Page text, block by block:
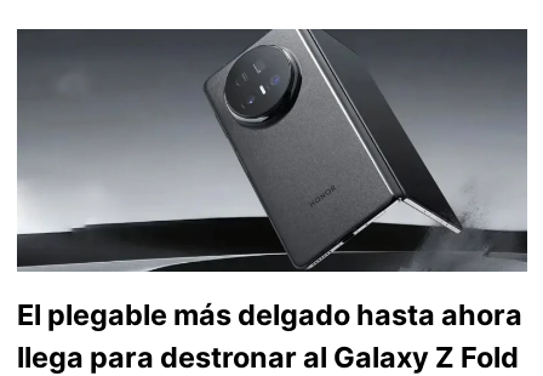
El plegable más delgado hasta ahora
llega para destronar al Galaxy Z Fold